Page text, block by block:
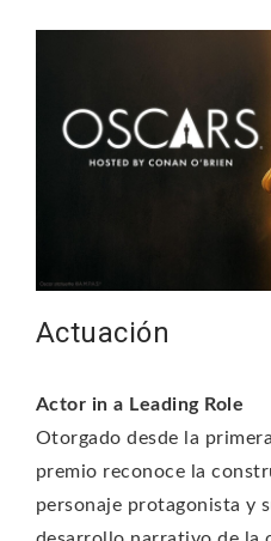
Actuación
Actor in a Leading Role
Otorgado desde la
premio reconoce la
personaje protagonista y